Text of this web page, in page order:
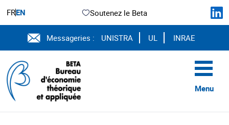
FREN Soutenez le Beta
Messageries : UNISTRA UL INRAE
Menu